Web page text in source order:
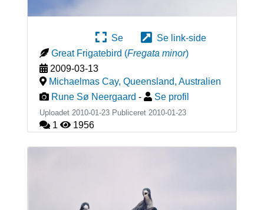
Se
Se link-side
Great Frigatebird (Fregata minor)
2009-03-13
Michaelmas Cay, Queensland, Australien
Rune Sø Neergaard - Se profil
Uploadet 2010-01-23 Publiceret 2010-01-23
1 1956